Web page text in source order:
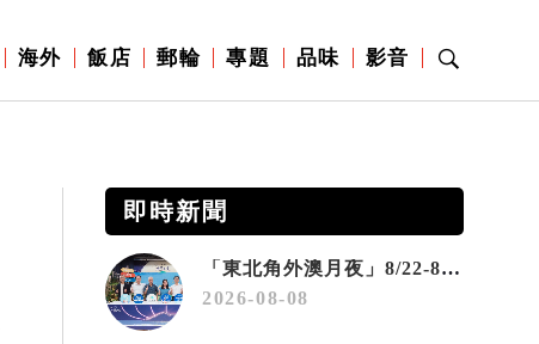
海外 飯店 郵輪 專題 品味 影音
即時新聞
「東北角外澳月夜」8/22-8/23浪漫登場 串聯五漁村、音樂、市集、火舞與慢旅共度夏夜
2026-08-08